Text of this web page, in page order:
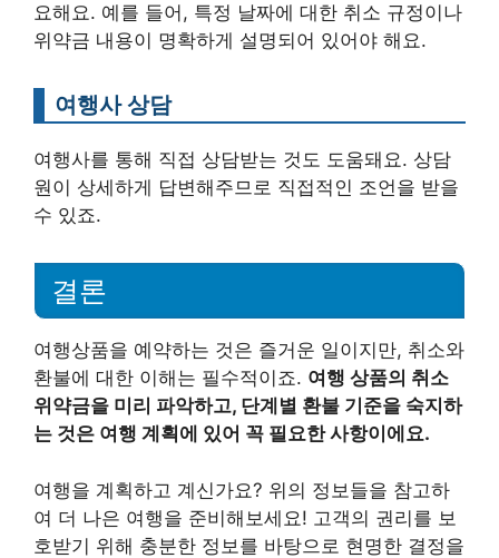
요해요. 예를 들어, 특정 날짜에 대한 취소 규정이나
위약금 내용이 명확하게 설명되어 있어야 해요.
여행사 상담
여행사를 통해 직접 상담받는 것도 도움돼요. 상담
원이 상세하게 답변해주므로 직접적인 조언을 받을
수 있죠.
결론
여행상품을 예약하는 것은 즐거운 일이지만, 취소와
환불에 대한 이해는 필수적이죠. 여행 상품의 취소
위약금을 미리 파악하고, 단계별 환불 기준을 숙지하
는 것은 여행 계획에 있어 꼭 필요한 사항이에요.
여행을 계획하고 계신가요? 위의 정보들을 참고하
여 더 나은 여행을 준비해보세요! 고객의 권리를 보
호받기 위해 충분한 정보를 바탕으로 현명한 결정을